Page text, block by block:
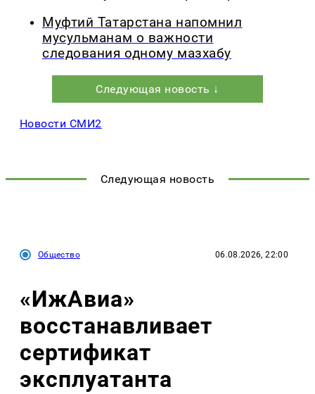
Муфтий Татарстана напомнил
мусульманам о важности
следования одному мазхабу
Следующая новость ↓
Новости СМИ2
Следующая новость
Общество 06.08.2026, 22:00
«ИжАвиа»
восстанавливает
сертификат
эксплуатанта